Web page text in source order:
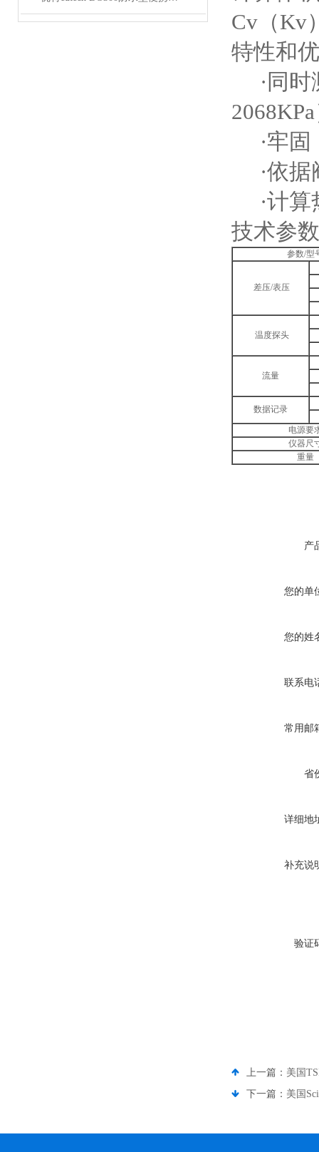
Cv（Kv
特性和
·同时
·牢固
·依据
·计算
技术参数
参数/型
差压/表压
温度探头
流量
数据记录
电源要
仪器尺
重量
产
您的单
您的姓
联系电
常用邮
省
详细地
补充说
验证
上一篇： 美国
下一篇： 美国